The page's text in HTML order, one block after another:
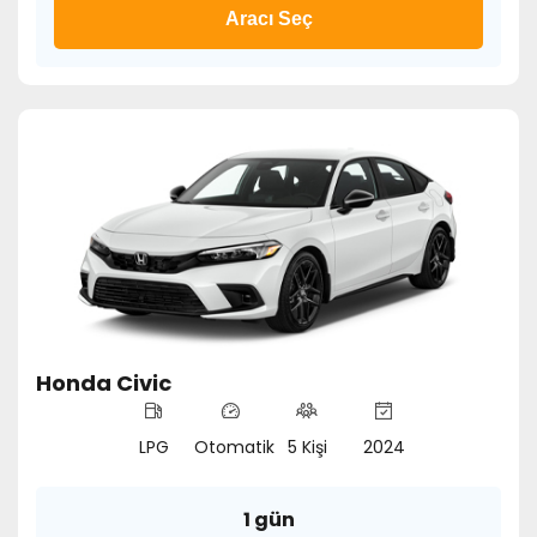
Aracı Seç
Honda Civic
LPG Otomatik 5 Kişi 2024
1 gün